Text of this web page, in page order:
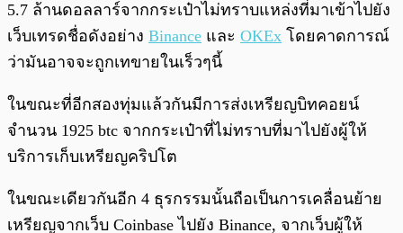
5.7 ล้านดอลลาร์จากกระเป๋าไม่ทราบแหล่งที่มาเข้าไปยัง
เว็บเทรดชื่อดังอย่าง Binance และ OKEx โดยคาดการณ์
ว่ามันอาจจะถูกเทขายในเร็วๆนี้
ในขณะที่อีกสองทุ่มแล้วกันมีการส่งเหรียญบิทคอยน์
จำนวน 1925 btc จากกระเป๋าที่ไม่ทราบที่มาไปยังผู้ให้
บริการเก็บเหรียญคริปโต
ในขณะเดียวกันอีก 4 ธุรกรรมนั้นถือเป็นการเคลื่อนย้าย
เหรียญจากเว็บ Coinbase ไปยัง Binance, จากเว็บผู้ให้